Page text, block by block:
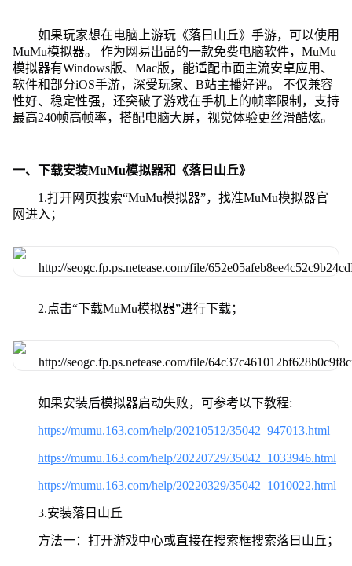
如果玩家想在电脑上游玩《落日山丘》手游，可以使用
MuMu模拟器。 作为网易出品的一款免费电脑软件，MuMu
模拟器有Windows版、Mac版，能适配市面主流安卓应用、
软件和部分iOS手游，深受玩家、B站主播好评。 不仅兼容
性好、稳定性强，还突破了游戏在手机上的帧率限制，支持
最高240帧高帧率，搭配电脑大屏，视觉体验更丝滑酷炫。
一、下载安装MuMu模拟器和《落日山丘》
1.打开网页搜索“MuMu模拟器”，找准MuMu模拟器官
网进入；
2.点击“下载MuMu模拟器”进行下载；
如果安装后模拟器启动失败，可参考以下教程:
https://mumu.163.com/help/20210512/35042_947013.html
https://mumu.163.com/help/20220729/35042_1033946.html
https://mumu.163.com/help/20220329/35042_1010022.html
3.安装落日山丘
方法一：打开游戏中心或直接在搜索框搜索落日山丘；